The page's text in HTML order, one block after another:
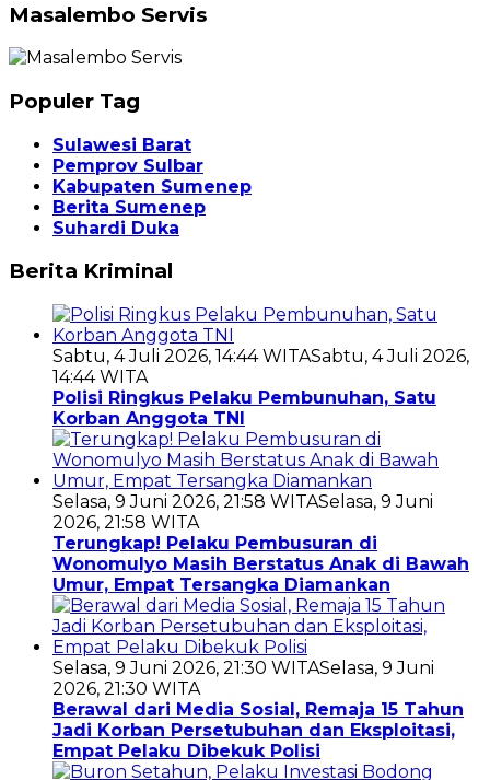
Masalembo Servis
Populer Tag
Sulawesi Barat
Pemprov Sulbar
Kabupaten Sumenep
Berita Sumenep
Suhardi Duka
Berita Kriminal
Sabtu, 4 Juli 2026, 14:44 WITASabtu, 4 Juli 2026,
14:44 WITA
Polisi Ringkus Pelaku Pembunuhan, Satu
Korban Anggota TNI
Selasa, 9 Juni 2026, 21:58 WITASelasa, 9 Juni
2026, 21:58 WITA
Terungkap! Pelaku Pembusuran di
Wonomulyo Masih Berstatus Anak di Bawah
Umur, Empat Tersangka Diamankan
Selasa, 9 Juni 2026, 21:30 WITASelasa, 9 Juni
2026, 21:30 WITA
Berawal dari Media Sosial, Remaja 15 Tahun
Jadi Korban Persetubuhan dan Eksploitasi,
Empat Pelaku Dibekuk Polisi